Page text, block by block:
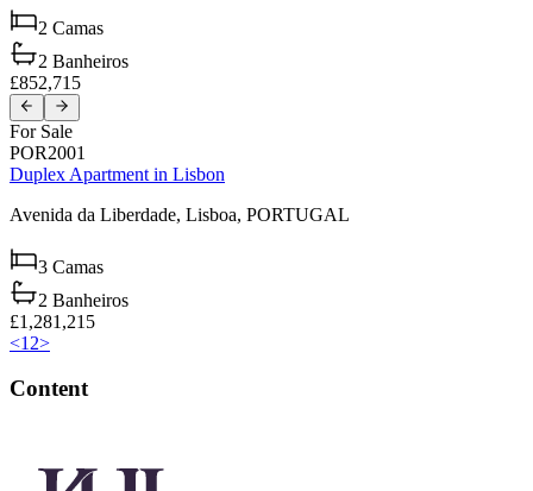
2 Camas
2 Banheiros
£852,715
For Sale
POR2001
Duplex Apartment in Lisbon
Avenida da Liberdade, Lisboa, PORTUGAL
3 Camas
2 Banheiros
£1,281,215
<1 2>
Content